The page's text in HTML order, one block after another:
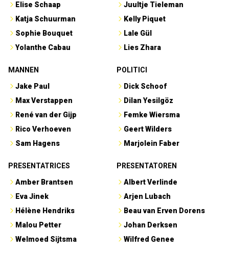
Elise Schaap
Katja Schuurman
Sophie Bouquet
Yolanthe Cabau
Juultje Tieleman
Kelly Piquet
Lale Gül
Lies Zhara
MANNEN
Jake Paul
Max Verstappen
René van der Gijp
Rico Verhoeven
Sam Hagens
POLITICI
Dick Schoof
Dilan Yesilgöz
Femke Wiersma
Geert Wilders
Marjolein Faber
PRESENTATRICES
Amber Brantsen
Eva Jinek
Hélène Hendriks
Malou Petter
Welmoed Sijtsma
PRESENTATOREN
Albert Verlinde
Arjen Lubach
Beau van Erven Dorens
Johan Derksen
Wilfred Genee